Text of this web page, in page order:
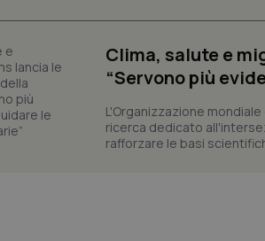
Clima, salute e
“Servono più
L'Organizzazione
ricerca dedicato
rafforzare le basi
__Secure-YNID
__Secure-
ROLLOUT_TOKEN